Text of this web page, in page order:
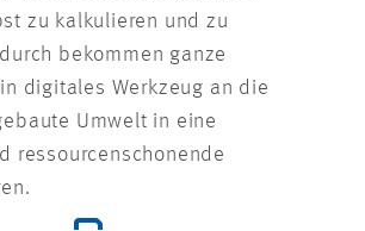
zu kalkulieren und zu
bekommen ganze
digitales Werkzeug an die
Umwelt in eine
ressourcenschonende